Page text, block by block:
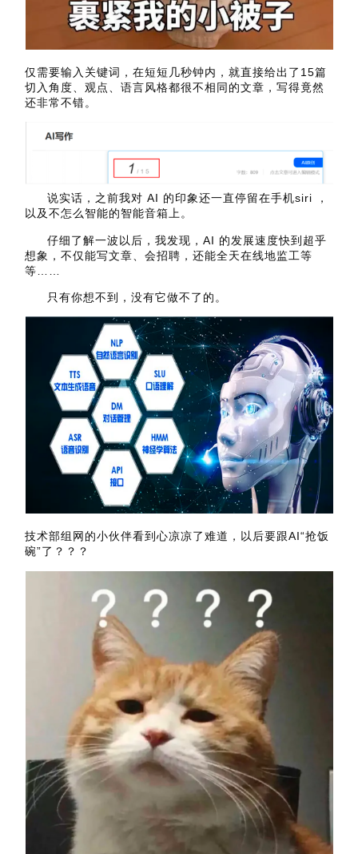
仅需要输入关键词，在短短几秒钟内，就直接给出了15篇
切入角度、观点、语言风格都很不相同的文章，写得竟然
还非常不错。
说实话，之前我对 AI 的印象还一直停留在手机siri ，
以及不怎么智能的智能音箱上。
仔细了解一波以后，我发现，AI 的发展速度快到超乎
想象，不仅能写文章、会招聘，还能全天在线地监工等
等……
只有你想不到，没有它做不了的。
技术部组网的小伙伴看到心凉凉了难道，以后要跟AI“抢饭
碗”了？？？